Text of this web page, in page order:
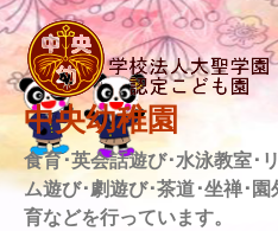
Skip
to
content
中央幼稚園
食育･英会話遊び･水泳教室･
ム遊び･劇遊び･茶道･坐禅･園
育などを行っています。